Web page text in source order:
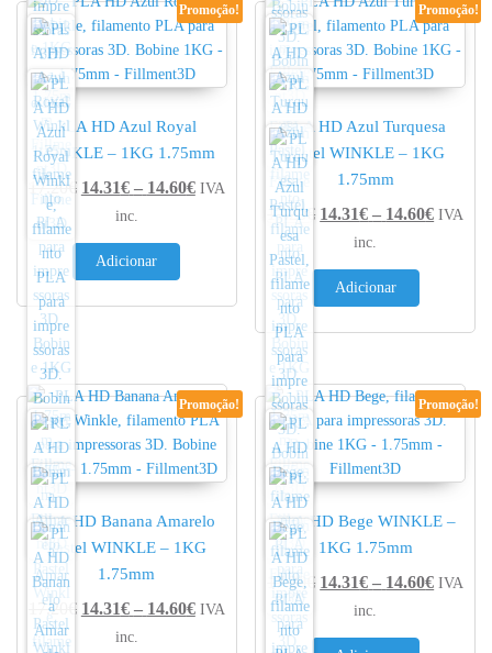
Promoção!
PLA HD Azul Royal
WINKLE – 1KG 1.75mm
17.20€ 14.31€ – 14.60€Price range: 14.31€ through 14.60€
IVA
inc.
Adicionar
Promoção!
PLA HD Azul Turquesa
Pastel WINKLE – 1KG
1.75mm
17.20€ 14.31€ – 14.60€Price
IVA
inc.
Adicionar
Promoção!
PLA HD Banana Amarelo
Pastel WINKLE – 1KG
1.75mm
17.20 € 14.31€ – 14.60€Price range: 14.31€ through 14.60€
IVA
inc.
Promoção!
PLA HD Bege WINKLE –
1KG 1.75mm
17.20 € 14.31€ – 14.60€Price
IVA
inc.